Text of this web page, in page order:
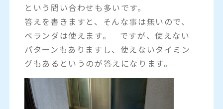
という問い合わせも多いです。
答えを書きますと、そんな事は無いので、
ベランダは使えます。 ですが、使えない
パターンもありますし、使えないタイミン
グもあるというのが答えになります。